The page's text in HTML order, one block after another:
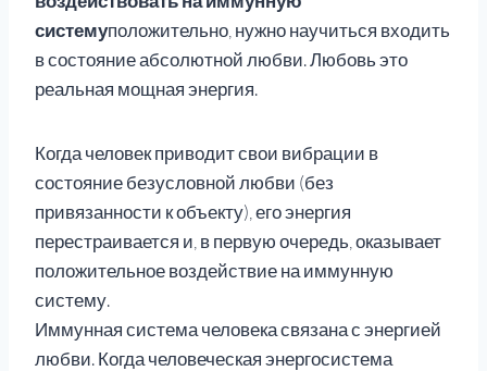
системуположительно, нужно научиться входить
в состояние абсолютной любви. Любовь это
реальная мощная энергия.
Когда человек приводит свои вибрации в
состояние безусловной любви (без
привязанности к объекту), его энергия
перестраивается и, в первую очередь, оказывает
положительное воздействие на иммунную
систему.
Иммунная система человека связана с энергией
любви. Когда человеческая энергосистема